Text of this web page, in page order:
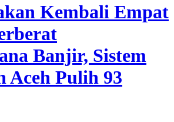
Kembali Empat
Banjir, Sistem
Aceh Pulih 93